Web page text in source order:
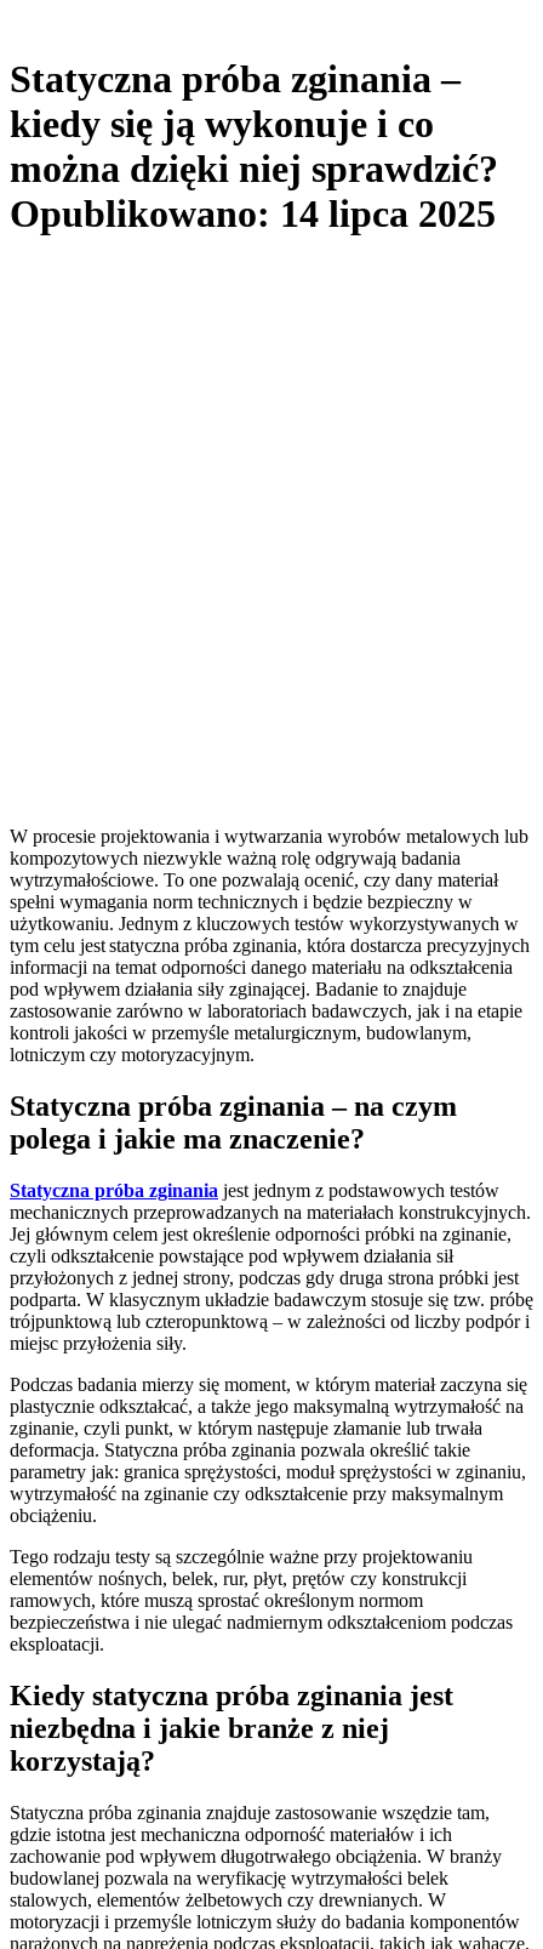
Statyczna próba zginania –
kiedy się ją wykonuje i co
można dzięki niej sprawdzić?
Opublikowano: 14 lipca 2025
W procesie projektowania i wytwarzania wyrobów metalowych lub
kompozytowych niezwykle ważną rolę odgrywają badania
wytrzymałościowe. To one pozwalają ocenić, czy dany materiał
spełni wymagania norm technicznych i będzie bezpieczny w
użytkowaniu. Jednym z kluczowych testów wykorzystywanych w
tym celu jest statyczna próba zginania, która dostarcza precyzyjnych
informacji na temat odporności danego materiału na odkształcenia
pod wpływem działania siły zginającej. Badanie to znajduje
zastosowanie zarówno w laboratoriach badawczych, jak i na etapie
kontroli jakości w przemyśle metalurgicznym, budowlanym,
lotniczym czy motoryzacyjnym.
Statyczna próba zginania – na czym
polega i jakie ma znaczenie?
Statyczna próba zginania jest jednym z podstawowych testów
mechanicznych przeprowadzanych na materiałach konstrukcyjnych.
Jej głównym celem jest określenie odporności próbki na zginanie,
czyli odkształcenie powstające pod wpływem działania sił
przyłożonych z jednej strony, podczas gdy druga strona próbki jest
podparta. W klasycznym układzie badawczym stosuje się tzw. próbę
trójpunktową lub czteropunktową – w zależności od liczby podpór i
miejsc przyłożenia siły.
Podczas badania mierzy się moment, w którym materiał zaczyna się
plastycznie odkształcać, a także jego maksymalną wytrzymałość na
zginanie, czyli punkt, w którym następuje złamanie lub trwała
deformacja. Statyczna próba zginania pozwala określić takie
parametry jak: granica sprężystości, moduł sprężystości w zginaniu,
wytrzymałość na zginanie czy odkształcenie przy maksymalnym
obciążeniu.
Tego rodzaju testy są szczególnie ważne przy projektowaniu
elementów nośnych, belek, rur, płyt, prętów czy konstrukcji
ramowych, które muszą sprostać określonym normom
bezpieczeństwa i nie ulegać nadmiernym odkształceniom podczas
eksploatacji.
Kiedy statyczna próba zginania jest
niezbędna i jakie branże z niej
korzystają?
Statyczna próba zginania znajduje zastosowanie wszędzie tam,
gdzie istotna jest mechaniczna odporność materiałów i ich
zachowanie pod wpływem długotrwałego obciążenia. W branży
budowlanej pozwala na weryfikację wytrzymałości belek
stalowych, elementów żelbetowych czy drewnianych. W
motoryzacji i przemyśle lotniczym służy do badania komponentów
narażonych na naprężenia podczas eksploatacji, takich jak wahacze,